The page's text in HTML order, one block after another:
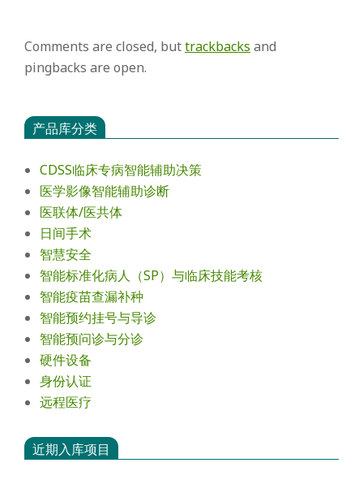
Comments are closed, buttrackbacks and
pingbacks are open.
产品库分类
CDSS临床专病智能辅助决策
医学影像智能辅助诊断
医联体/医共体
日间手术
智慧安全
智能标准化病人（SP）与临床技能考核
智能疫苗查漏补种
智能预约挂号与导诊
智能预问诊与分诊
硬件设备
身份认证
远程医疗
近期入库项目